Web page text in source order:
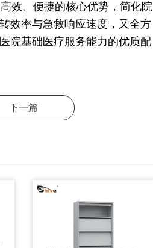
效、便捷的核心优势，简化院
效率与急救响应速度，又全方
院基础医疗服务能力的优质配
下一篇